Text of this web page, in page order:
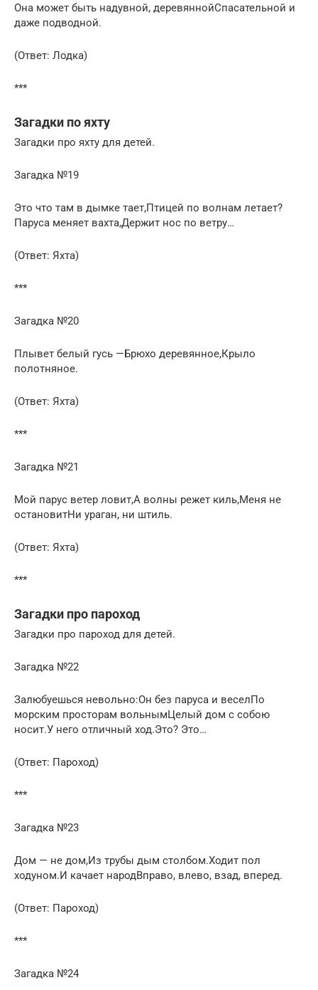
Она может быть надувной, деревяннойСпасательной и
даже подводной.
(Ответ: Лодка)
***
Загадки по яхту
Загадки про яхту для детей.
Загадка №19
Это что там в дымке тает,Птицей по волнам летает?
Паруса меняет вахта,Держит нос по ветру…
(Ответ: Яхта)
***
Загадка №20
Плывет белый гусь —Брюхо деревянное,Крыло
полотняное.
(Ответ: Яхта)
***
Загадка №21
Мой парус ветер ловит,А волны режет киль,Меня не
остановитНи ураган, ни штиль.
(Ответ: Яхта)
***
Загадки про пароход
Загадки про пароход для детей.
Загадка №22
Залюбуешься невольно:Он без паруса и веселПо
морским просторам вольнымЦелый дом с собою
носит.У него отличный ход.Это? Это…
(Ответ: Пароход)
***
Загадка №23
Дом — не дом,Из трубы дым столбом.Ходит пол
ходуном.И качает народВправо, влево, взад, вперед.
(Ответ: Пароход)
***
Загадка №24